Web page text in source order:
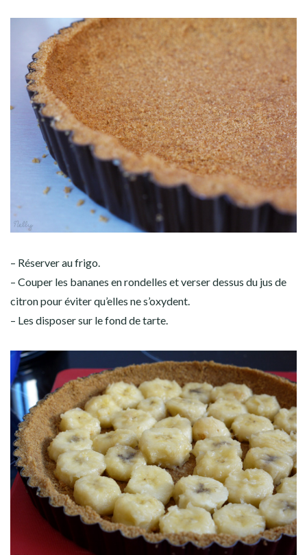
– Réserver au frigo.
– Couper les bananes en rondelles et verser dessus du jus de
citron pour éviter qu’elles ne s’oxydent.
– Les disposer sur le fond de tarte.